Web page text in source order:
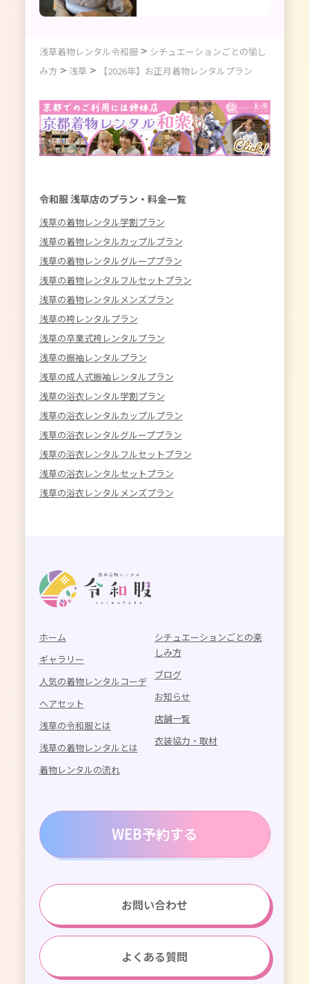
浅草着物レンタル令和服> シチュエーションごとの愉し
み方 > 浅草> 【2026年】お正月着物レンタルプラン
令和服 浅草店のプラン・料金一覧
浅草の着物レンタル学割プラン
浅草の着物レンタルカップルプラン
浅草の着物レンタルグループプラン
浅草の着物レンタルフルセットプラン
浅草の着物レンタルメンズプラン
浅草の袴レンタルプラン
浅草の卒業式袴レンタルプラン
浅草の振袖レンタルプラン
浅草の成人式振袖レンタルプラン
浅草の浴衣レンタル学割プラン
浅草の浴衣レンタルカップルプラン
浅草の浴衣レンタルグループプラン
浅草の浴衣レンタルフルセットプラン
浅草の浴衣レンタルセットプラン
浅草の浴衣レンタルメンズプラン
ホーム
ギャラリー
人気の着物レンタルコーデ
ヘアセット
浅草の令和服とは
浅草の着物レンタルとは
着物レンタルの流れ
シチュエーションごとの楽
しみ方
ブログ
お知らせ
店舗一覧
衣装協力・取材
WEB予約する
お問い合わせ
よくある質問